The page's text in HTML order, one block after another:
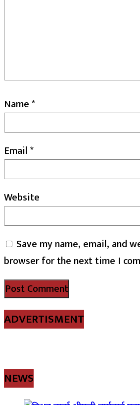
Name*
Email*
Website
Save my name, email, and
browser for the next time I
ADVERTISMENT
NEWS